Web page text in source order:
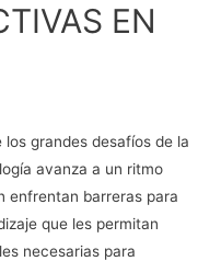
EN
grandes desafíos de la
avanza a un ritmo
enfrentan barreras para
que les permitan
necesarias para